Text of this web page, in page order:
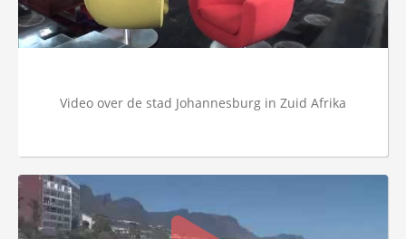
Video over de stad Johannesburg in Zuid Afrika